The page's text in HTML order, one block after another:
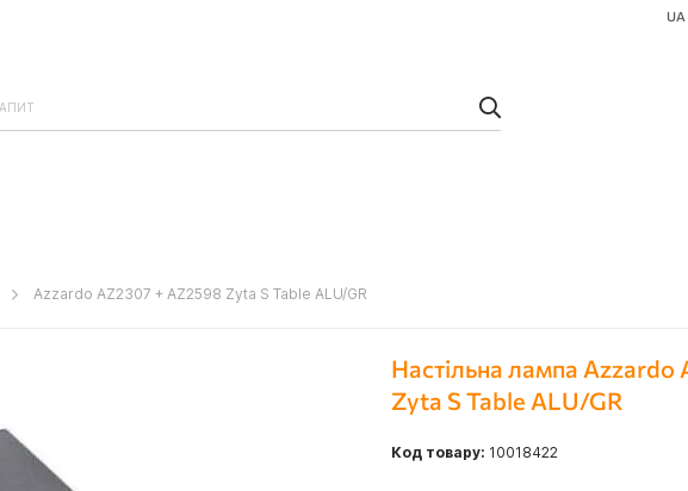
UA
Azzardo AZ2307 + AZ2598 Zyta S Table ALU/GR
Настільна лампа
Zyta S Table ALU/GR
Код товару: 10018422